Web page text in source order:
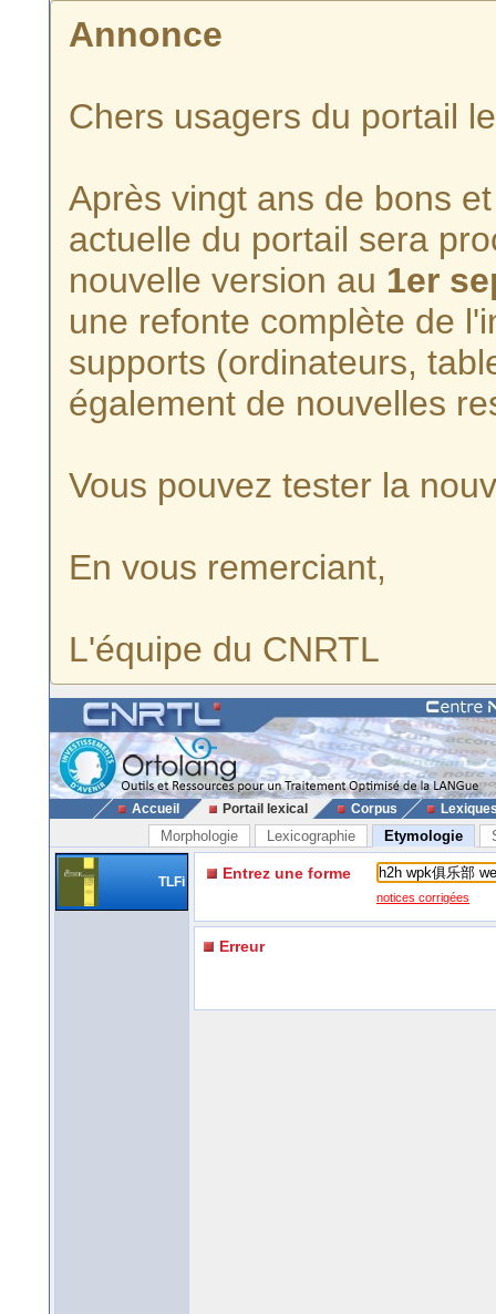
Annonce
Chers usagers du portail
Après vingt ans de bons
actuelle du portail sera
nouvelle version au 1er
une refonte complète de
supports (ordinateurs,
également de nouvelles
Vous pouvez tester la
En vous remerciant,
L'équipe du CNRTL
Accueil Portail lexical Corpus
Morphologie Lexicographie Etymologie
TLFi Entrez une forme
notices corrigées
Erreur